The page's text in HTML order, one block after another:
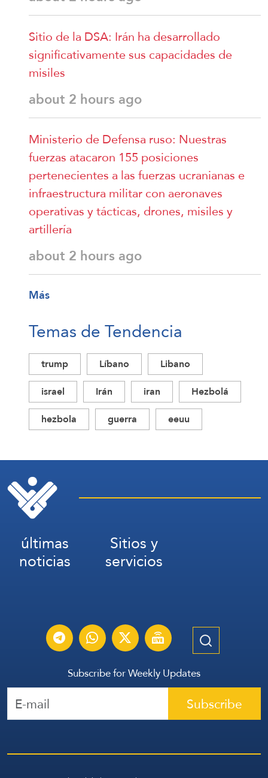
Sitio de la DSA: Irán ha desarrollado
significativamente sus capacidades de
misiles
about 2 hours ago
Ministerio de Defensa ruso: Nuestras
fuerzas atacaron 155 posiciones
pertenecientes a las fuerzas ucranianas e
infraestructura militar con aeronaves
operativas y tácticas, drones, misiles y
artillería
about 2 hours ago
Más
Temas de Tendencia
trump Líbano
Libano
israel
Irán iran
Hezbolá
hezbola
guerra eeuu
últimas
noticias
Sitios y
servicios
Subscribe for Weekly Updates
Subscribe